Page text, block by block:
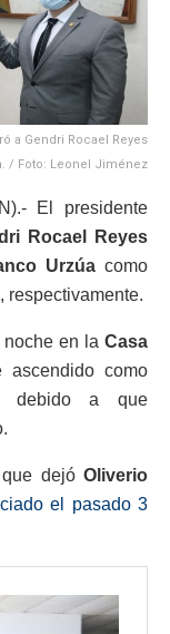
a Gendri Rocael Reyes
/ Foto: Leonel Jiménez
El presidente
Rocael Reyes
Urzúa como
respectivamente.
noche en la Casa
ascendido como
debido a que
dejó Oliverio
el pasado 3